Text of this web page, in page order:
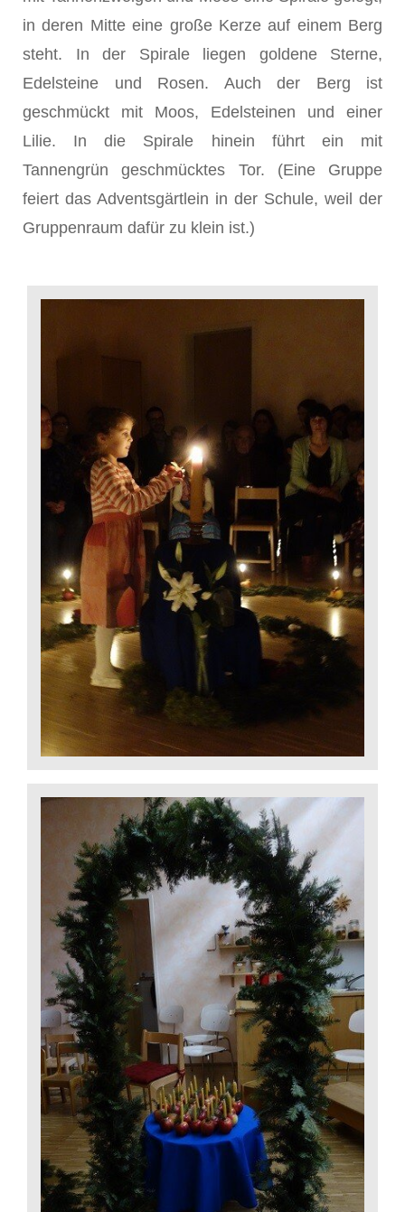
in deren Mitte eine große Kerze auf einem Berg
steht. In der Spirale liegen goldene Sterne,
Edelsteine und Rosen. Auch der Berg ist
geschmückt mit Moos, Edelsteinen und einer
Lilie. In die Spirale hinein führt ein mit
Tannengrün geschmücktes Tor. (Eine Gruppe
feiert das Adventsgärtlein in der Schule, weil der
Gruppenraum dafür zu klein ist.)